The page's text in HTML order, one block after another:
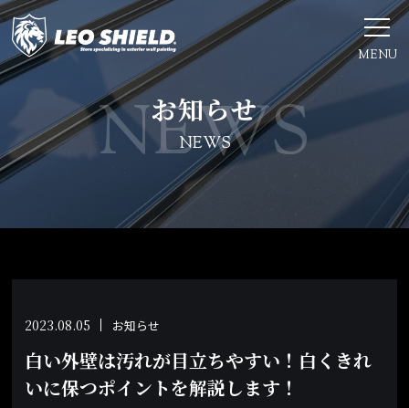
MENU
お知らせ
NEWS
2023.08.05 お知らせ
白い外壁は汚れが目立ちやすい！白くきれ
いに保つポイントを解説します！